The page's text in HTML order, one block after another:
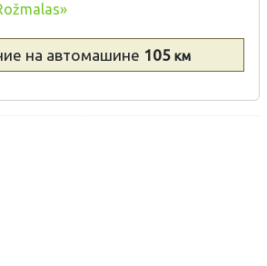
на автомашине 105 км